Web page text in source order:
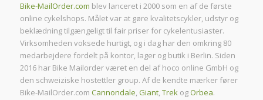
Bike-MailOrder.com blev lanceret i 2000 som en af de første
online cykelshops. Målet var at gøre kvalitetscykler, udstyr og
beklædning tilgængeligt til fair priser for cykelentusiaster.
Virksomheden voksede hurtigt, og i dag har den omkring 80
medarbejdere fordelt på kontor, lager og butik i Berlin. Siden
2016 har Bike Mailorder været en del af hoco online GmbH og
den schweiziske hostettler group. Af de kendte mærker fører
Bike-MailOrder.com Cannondale,Giant,TrekogOrbea.